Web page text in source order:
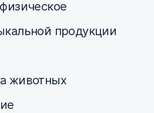
продукции
животных